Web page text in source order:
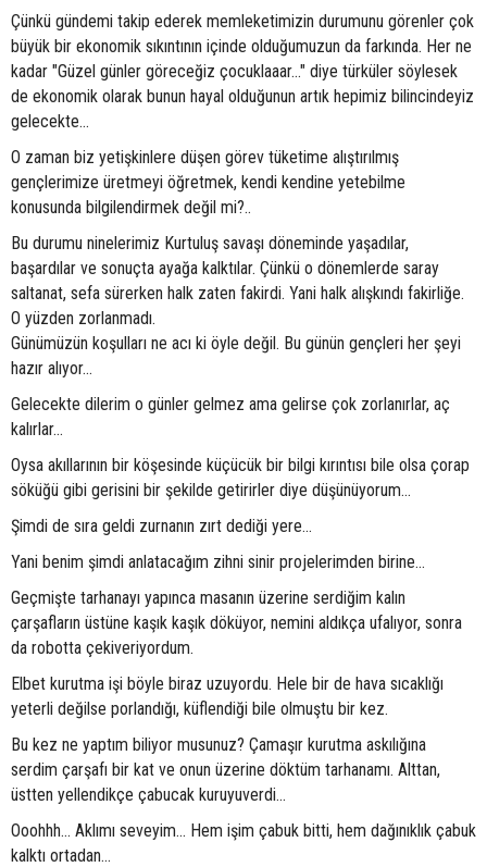
Çünkü gündemi takip ederek memleketimizin durumunu görenler çok
büyük bir ekonomik sıkıntının içinde olduğumuzun da farkında. Her ne
kadar "Güzel günler göreceğiz çocuklaaar..." diye türküler söylesek
de ekonomik olarak bunun hayal olduğunun artık hepimiz bilincindeyiz
gelecekte...
O zaman biz yetişkinlere düşen görev tüketime alıştırılmış
gençlerimize üretmeyi öğretmek, kendi kendine yetebilme
konusunda bilgilendirmek değil mi?..
Bu durumu ninelerimiz Kurtuluş savaşı döneminde yaşadılar,
başardılar ve sonuçta ayağa kalktılar. Çünkü o dönemlerde saray
saltanat, sefa sürerken halk zaten fakirdi. Yani halk alışkındı fakirliğe.
O yüzden zorlanmadı.
Günümüzün koşulları ne acı ki öyle değil. Bu günün gençleri her şeyi
hazır alıyor...
Gelecekte dilerim o günler gelmez ama gelirse çok zorlanırlar, aç
kalırlar...
Oysa akıllarının bir köşesinde küçücük bir bilgi kırıntısı bile olsa çorap
söküğü gibi gerisini bir şekilde getirirler diye düşünüyorum...
Şimdi de sıra geldi zurnanın zırt dediği yere...
Yani benim şimdi anlatacağım zihni sinir projelerimden birine...
Geçmişte tarhanayı yapınca masanın üzerine serdiğim kalın
çarşafların üstüne kaşık kaşık döküyor, nemini aldıkça ufalıyor, sonra
da robotta çekiveriyordum.
Elbet kurutma işi böyle biraz uzuyordu. Hele bir de hava sıcaklığı
yeterli değilse porlandığı, küflendiği bile olmuştu bir kez.
Bu kez ne yaptım biliyor musunuz? Çamaşır kurutma askılığına
serdim çarşafı bir kat ve onun üzerine döktüm tarhanamı. Alttan,
üstten yellendikçe çabucak kuruyuverdi...
Ooohhh... Aklımı seveyim... Hem işim çabuk bitti, hem dağınıklık çabuk
kalktı ortadan...